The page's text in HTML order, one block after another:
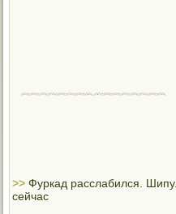
>>Фуркад расслабился.
сейчас